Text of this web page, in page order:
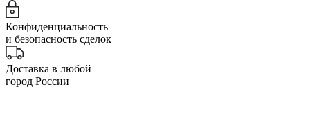
Конфиденциальность
и безопасность сделок
Доставка в любой
город России